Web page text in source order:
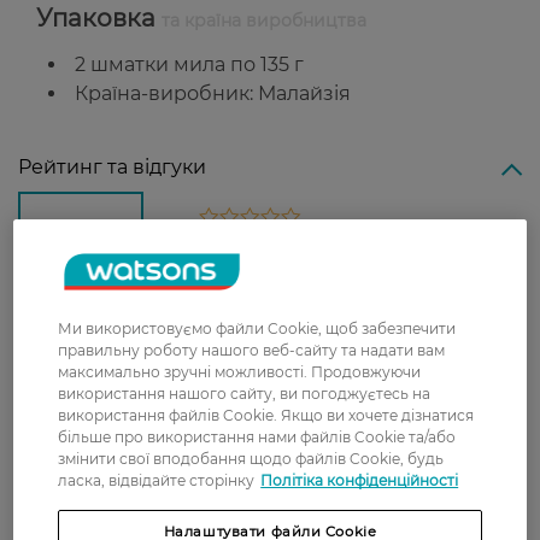
Упаковка
2 шматки мила по 135 г
Країна-виробник: Малайзія
Рейтинг та відгуки
0 0 відгуків
Доставка
Нова пошта
У відділення Нової пошти - 99 грн,
безкоштовно від 699 грн
Ми використовуємо файли Cookie, щоб забезпечити
правильну роботу нашого веб-сайту та надати вам
максимально зручні можливості. Продовжуючи
використання нашого сайту, ви погоджуєтесь на
використання файлів Cookie. Якщо ви хочете дізнатися
більше про використання нами файлів Cookie та/або
змінити свої вподобання щодо файлів Cookie, будь
ласка, відвідайте сторінку Політіка конфіденційності
Налаштувати файли Cookie